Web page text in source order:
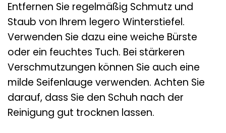
Entfernen Sie regelmäßig Schmutz und
Staub von Ihrem legero Winterstiefel.
Verwenden Sie dazu eine weiche Bürste
oder ein feuchtes Tuch. Bei stärkeren
Verschmutzungen können Sie auch eine
milde Seifenlauge verwenden. Achten Sie
darauf, dass Sie den Schuh nach der
Reinigung gut trocknen lassen.